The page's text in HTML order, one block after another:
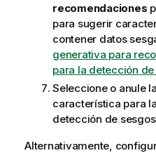
recomendaciones
para sugerir
contener datos
generativa para
para la detección
Seleccione o anule
característica para
detección de
Alternativamente,